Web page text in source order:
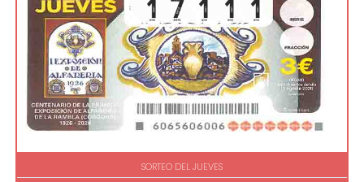
SORTEO DEL JUEVES